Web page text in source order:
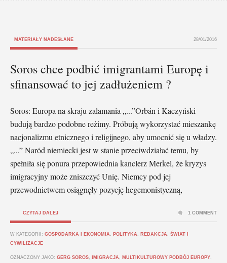
MATERIAŁY NADESŁANE 28/01/2016
Soros chce podbić imigrantami Europę i
sfinansować to jej zadłużeniem ?
Soros: Europa na skraju załamania „...”Orbán i Kaczyński
budują bardzo podobne reżimy. Próbują wykorzystać mieszankę
nacjonalizmu etnicznego i religijnego, aby umocnić się u władzy.
„...” Naród niemiecki jest w stanie przeciwdziałać temu, by
spełniła się ponura przepowiednia kanclerz Merkel, że kryzys
imigracyjny może zniszczyć Unię. Niemcy pod jej
przewodnictwem osiągnęły pozycję hegemonistyczną,
CZYTAJ DALEJ
W KATEGORII: GOSPODARKA I EKONOMIA POLITYKA REDAKCJA
ŚWIAT I
CYWILIZACJE
OZNACZONY JAKO: GERG SOROS IMIGRACJA MULTIKULTUROWY PODBÓJ EUROPY
1 COMMENT